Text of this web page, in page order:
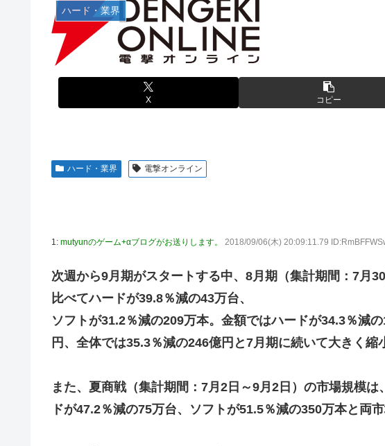
キャデラックF1、致命的なブレーキ問題の原因が明らかになるも解決には
【緊急】今の若者に急増している『コレ』依存、めちゃくちゃ深刻な模様
アリスソフト「ランス10」ゲーム画面公開キター！ウルザちゃんは今回も
【デレマス】 凛「なにこれ、蒼穹のファフナー？」モバP「資料だから見と
シュート選手が結婚を発表、ネモ選手とウメハラ選手が婚姻届の証人に。
【動画】ブラジルの女子フットサル選手が極悪すぎて5年間の出場停止処分
海外「全部日本の真似だったのか…」 日本の普通のテレビ番組が最新SNS
【名探偵プリキュア】1QのIP売上は15億円 過去3期との比較と通期95億円
【遊戯王】なんか「ウィッチクラフト」の新規いるけど強いの？
【衝撃動画】トラック事故で車がミンチになった男性、とんでもない姿で
やる夫「催眠アプリを手に入れたんだけど……これ必要だった？」 第29話
【画像】日本ってなんでここ埋め立てないの？
【艦これ】けーかいじん 他
【艦これ】E5ヌルイとかいう風説には騙されないぞ スキャンプくらいヌル
新台スマスロ『Lやじきた道中記参る』評判＆感想まとめ｜通常時はポイ
スイカ取りこぼし注意 etc…
【画像】影山優佳さん(25)、下着姿であたシコが止まらない
【画像】元モデルのTBS新人アナさん、プリケツ
テレビ大好き高齢者の｢テレビ離れ｣が始まった…
元NBAプレーヤー、エネス・カンター・フリーダムが、2027年WNBAド
【朗報】「あの椅子カバー」のカプセルトイ、爆誕。自宅や職場をパチン
ハード・業界
X コピー
ハード・業界 電撃オンライン
1: mutyunのゲーム+αブログがお送りします。 2018/09/06(木) 20:09:11.79
次週から9月期がスタートする中、8月期（集計期間：7月
比べてハードが39.8％減の43万台、
ソフトが31.2％減の209万本。金額ではハードが34.3％減
円、全体では35.3％減の246億円と7月期に続いて大きく縮
また、夏商戦（集計期間：7月2日～9月2日）の市場規模
ドが47.2％減の75万台、ソフトが51.5％減の350万本と両